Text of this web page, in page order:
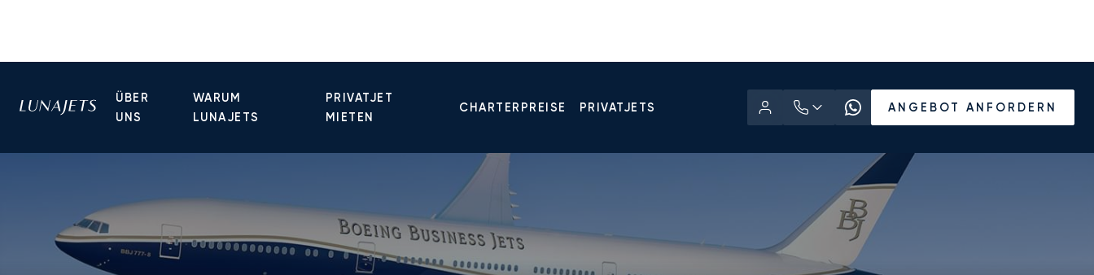
ÜBER
UNS
WARUM
LUNAJETS
PRIVATJET
MIETEN
CHARTERPREISE PRIVATJETS ANGEBOT ANFORDERN